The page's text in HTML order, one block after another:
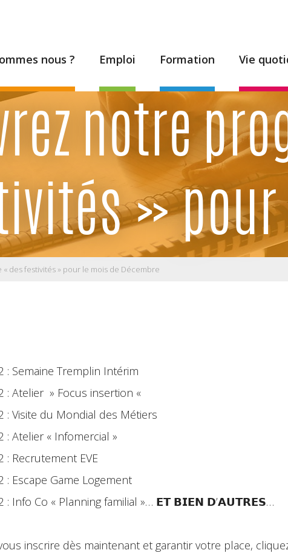
nous ? Emploi Formation Vie
notre
»
des festivités » pour le mois de Décembre
: Semaine Tremplin Intérim
: Atelier » Focus insertion «
: Visite du Mondial des Métiers
: Atelier « Infomercial »
: Recrutement EVE
: Escape Game Logement
: Info Co « Planning familial »… 𝗘𝗧 𝗕𝗜𝗘𝗡 𝗗’𝗔𝗨𝗧𝗥𝗘𝗦…
inscrire dès maintenant et garantir votre place,